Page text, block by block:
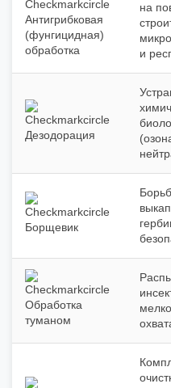
Антигрибковая
(фунгицидная)
обработка
на
и
Дезодорация
Борщевик
Обработка
туманом